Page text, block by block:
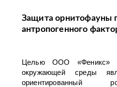
Защита орнитофауны
антропогенного
Целью ООО «Феникс»
окружающей среды
ориентированный